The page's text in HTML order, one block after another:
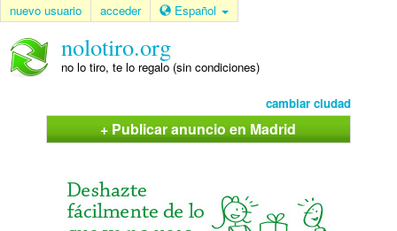
nuevo usuario acceder Español
nolotiro.org
no lo tiro, te lo regalo (sin condiciones)
cambiar ciudad
+ Publicar anuncio en Madrid